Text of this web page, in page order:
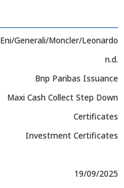
Eni/Generali/Moncler/Leonardo
n.d.
Bnp Paribas Issuance
Maxi Cash Collect Step Down
Certificates
Investment Certificates
19/09/2025